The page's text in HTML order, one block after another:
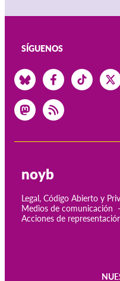
SÍGUENOS
noyb
Legal, Código Abierto y
Medios de comunicación
Acciones de